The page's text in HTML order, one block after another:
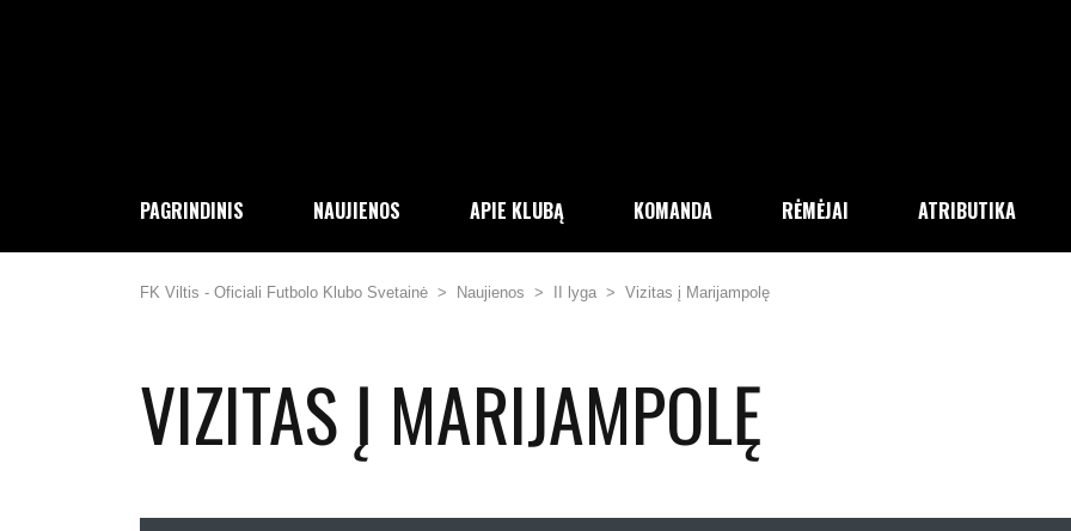
PAGRINDINIS NAUJIENOS APIE KLUBĄ KOMANDA RĖMĖJAI ATRIBUTIKA
FK Viltis - Oficiali Futbolo Klubo Svetainė > Naujienos > II lyga > Vizitas į Marijampolę
VIZITAS Į MARIJAMPOLĘ